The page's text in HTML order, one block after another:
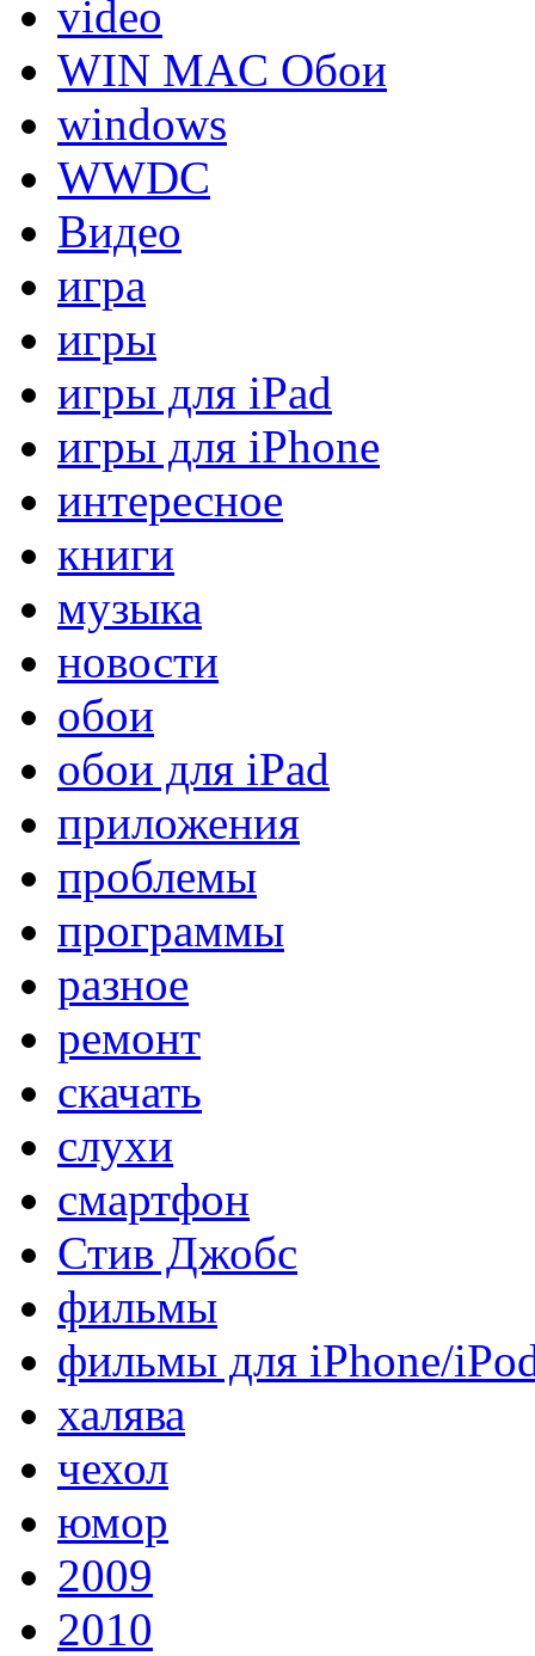
video
WIN MAC Обои
windows
WWDC
Видео
игра
игры
игры для iPad
игры для iPhone
интересное
книги
музыка
новости
обои
обои для iPad
приложения
проблемы
программы
разное
ремонт
скачать
слухи
смартфон
Стив Джобс
фильмы
фильмы для iPhone/
халява
чехол
юмор
2009
2010